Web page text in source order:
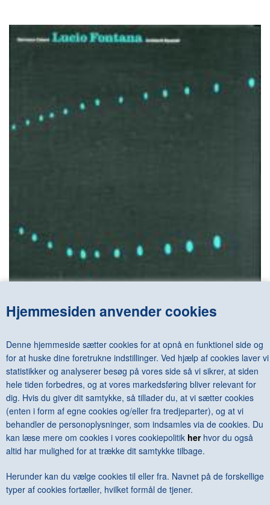
Hjemmesiden anvender cookies
Denne hjemmeside sætter cookies for at opnå en funktionel side og
for at huske dine foretrukne indstillinger. Ved hjælp af cookies laver vi
statistikker og analyserer besøg på vores side så vi sikrer, at siden
hele tiden forbedres, og at vores markedsføring bliver relevant for
dig. Hvis du giver dit samtykke, så tillader du, at vi sætter cookies
(enten i form af egne cookies og/eller fra tredjeparter), og at vi
behandler de personoplysninger, som indsamles via de cookies. Du
kan læse mere om cookies i vores cookiepolitik herhvor du også
altid har mulighed for at trække dit samtykke tilbage.
Herunder kan du vælge cookies til eller fra. Navnet på de forskellige
typer af cookies fortæller, hvilket formål de tjener.
DKK 800,00
<--Forrige Næste-->
Antal varer: 2 Vis uden moms Anbefal Print